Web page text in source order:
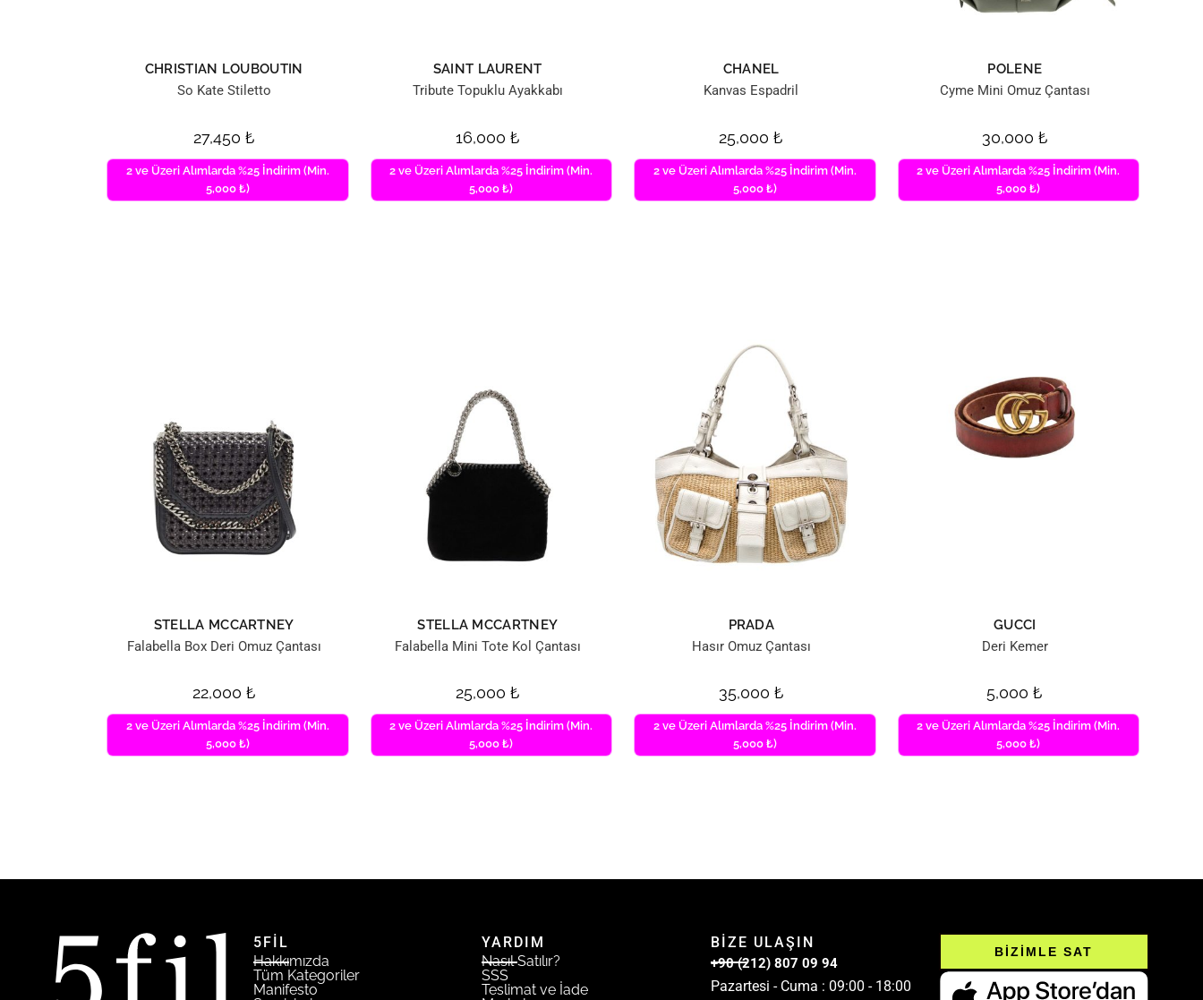
CHRISTIAN LOUBOUTIN
So Kate Stiletto
27,450 ₺
2 ve Üzeri Alımlarda %25 İndirim (Min.
5,000 ₺)
SAINT LAURENT
Tribute Topuklu Ayakkabı
16,000 ₺
2 ve Üzeri Alımlarda %25 İndirim (Min.
5,000 ₺)
CHANEL
Kanvas Espadril
25,000₺
2 ve Üzeri Alımlarda %25 İndirim (Min.
5,000 ₺)
POLENE
Cyme Mini Omuz Çantası
30,000 ₺
2 ve Üzeri Alımlarda %25 İndirim (Min.
5,000 ₺)
STELLA MCCARTNEY
Falabella Box Deri Omuz Çantası
22,000 ₺
2 ve Üzeri Alımlarda %25 İndirim (Min.
5,000 ₺)
STELLA MCCARTNEY
Falabella Mini Tote Kol Çantası
25,000 ₺
2 ve Üzeri Alımlarda %25 İndirim (Min.
5,000 ₺)
PRADA
Hasır Omuz Çantası
35,000 ₺
2 ve Üzeri Alımlarda %25 İndirim (Min.
5,000 ₺)
GUCCI
Deri Kemer
5,000₺
2 ve Üzeri Alımlarda %25 İndirim (Min.
5,000 ₺)
5FİL
Hakkımızda
Tüm Kategoriler
Manifesto
YARDIM
Nasıl Satılır?
SSS
Teslimat ve İade
BİZE ULAŞIN
+90 (212) 807 09 94
Pazartesi - Cuma : 09:00 - 18:00
BİZİMLE SAT